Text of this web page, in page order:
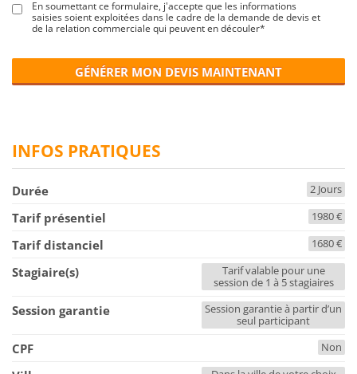
En soumettant ce formulaire, j'accepte que les informations
saisies soient exploitées dans le cadre de la demande de devis et
de la relation commerciale qui peuvent en découler*
GÉNÉRER MON DEVIS MAINTENANT
INFOS PRATIQUES
Durée 2 Jours
Tarif présentiel 1980 €
Tarif distanciel 1680 €
Stagiaire(s)
Tarif valable pour une
session de 1 à 5 stagiaires
Session garantie
Session garantie à partir d’un
seul participant
CPF Non